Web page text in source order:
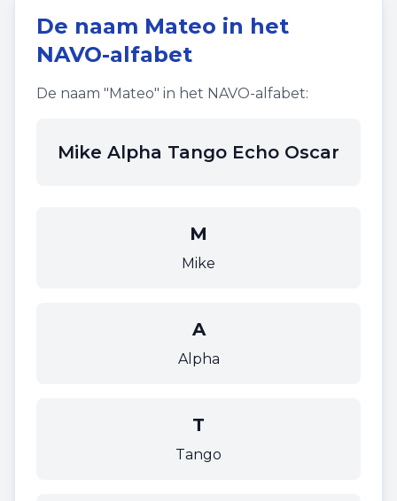
De naam Mateo in het
NAVO-alfabet
De naam "Mateo" in het NAVO-alfabet:
Mike Alpha Tango Echo Oscar
M
Mike
A
Alpha
T
Tango